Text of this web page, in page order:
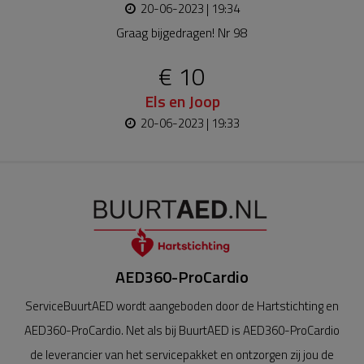
20-06-2023 | 19:34
Graag bijgedragen! Nr 98
€ 10
Els en Joop
20-06-2023 | 19:33
AED360-ProCardio
ServiceBuurtAED wordt aangeboden door de Hartstichting en
AED360-ProCardio. Net als bij BuurtAED is AED360-ProCardio
de leverancier van het servicepakket en ontzorgen zij jou de